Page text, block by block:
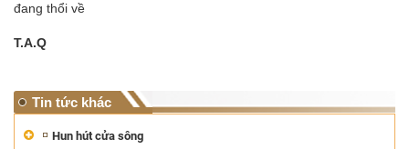
đang thổi về
T.A.Q
Tin tức khác
Hun hút cửa sông